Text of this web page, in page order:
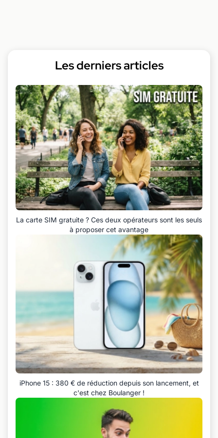
Les derniers articles
La carte SIM gratuite ? Ces deux opérateurs sont les seuls
à proposer cet avantage
iPhone 15 : 380 € de réduction depuis son lancement, et
c'est chez Boulanger !